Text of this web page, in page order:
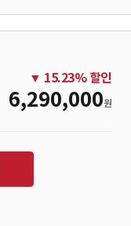
▼ 15.23% 할인
6,290,000원